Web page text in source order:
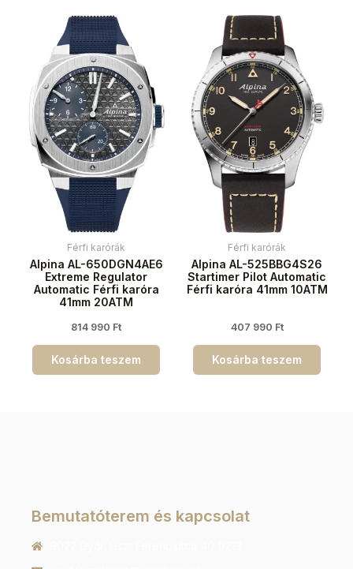
Férfi karórák
Alpina AL-650DGN4AE6
Extreme Regulator
Automatic Férfi karóra
41mm 20ATM
814 990 Ft
Kosárba teszem
Férfi karórák
Alpina AL-525BBG4S26
Startimer Pilot Automatic
Férfi karóra 41mm 10ATM
407 990 Ft
Kosárba teszem
Bemutatóterem és kapcsolat